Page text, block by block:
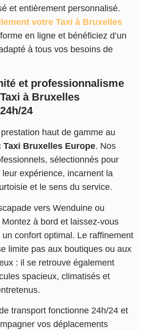
et entièrement personnalisé.
votre Taxi à Bruxelles
en ligne et bénéficiez d’un
à tous vos besoins de
et professionnalisme
à Bruxelles
24
prestation haut de gamme au
Taxi Bruxelles Europe. Nos
sélectionnés pour
leur expérience, incarnent la
et le sens du service.
vers Wenduine ou
à bord et laissez-vous
confort optimal. Le raffinement
limite pas aux boutiques ou aux
: il se retrouve également
spacieux, climatisés et
transport fonctionne 24h/24 et
vos déplacements